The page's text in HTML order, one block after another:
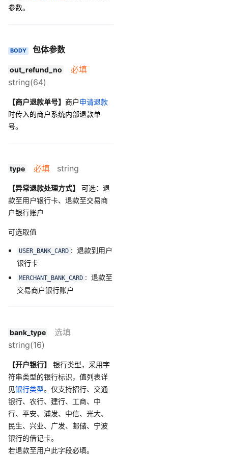
参数。
BODY 包体参数
out_refund_no
必填
string(64)
【商户退款单号】 商户申请退款
时传入的商户系统内部退款单
号。
type 必填 string
【异常退款处理方式】
可选：退
款至用户银行卡、退款至交易商
户银行账户
可选取值
USER_BANK_CARD : 退款到用户
银行卡
MERCHANT_BANK_CARD : 退款至
交易商户银行账户
bank_type
选填
string(16)
【开户银行】
银行类型，采用字
符串类型的银行标识，值列表详
见银行类型。仅支持招行、交通
银行、农行、建行、工商、中
行、平安、浦发、中信、光大、
民生、兴业、广发、邮储、宁波
银行的借记卡。
若退款至用户此字段必填。